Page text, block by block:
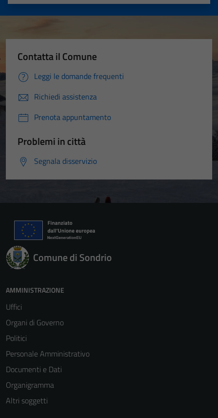
Contatta il Comune
Leggi le domande frequenti
Richiedi assistenza
Prenota appuntamento
Problemi in città
Segnala disservizio
Comune di Sondrio
AMMINISTRAZIONE
Uffici
Organi di Governo
Politici
Personale Amministrativo
Documenti e Dati
Organigramma
Altri soggetti